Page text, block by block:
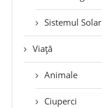
Sistemul Solar
Viață
Animale
Ciuperci